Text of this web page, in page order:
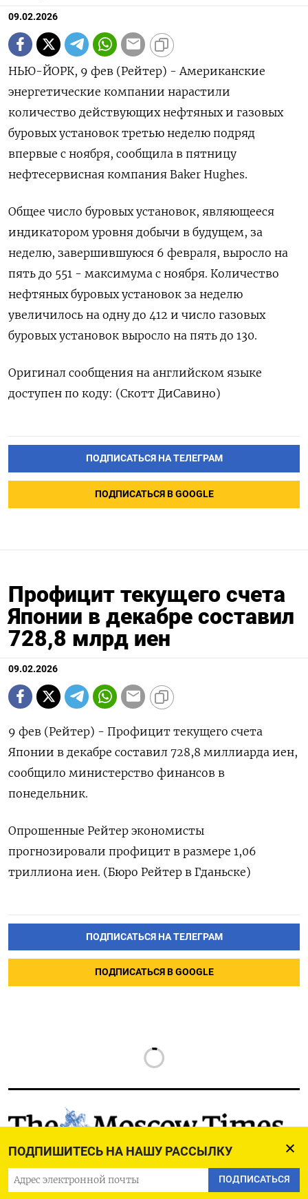
ПОДПИШИТЕСЬ НА НАШУ РАССЫЛКУ
ПОДПИСАТЬСЯ
09.02.2026
НЬЮ-ЙОРК, 9 фев (Рейтер) - Американские
энергетические компании ⁠нарастили
количество действующих нефтяных и газовых
буровых установок ⁠третью неделю ​подряд
впервые ⁠с ноября, сообщила в ⁠пятницу
нефтесервисная компания Baker Hughes.
Общее ‌число буровых ‍установок, являющееся
‌индикатором уровня добычи в ​будущем, за
неделю, завершившуюся 6 февраля, выросло ⁠на
пять ‍до 551 - максимума с ‌ноября. Количество
нефтяных буровых установок за неделю
увеличилось на одну до 412 и число ‍газовых
‍буровых установок выросло на пять ‍до 130.
Оригинал сообщения на английском языке
⁠доступен по коду: (Скотт ДиСавино)
ПОДПИСАТЬСЯ НА ТЕЛЕГРАМ
ПОДПИСАТЬСЯ В GOOGLE
Профицит текущего счета
Японии в декабре составил
728,8 млрд иен
09.02.2026
9 фев (Рейтер) - ⁠Профицит текущего счета
⁠Японии ​в декабре ⁠составил ⁠728,8 ‌миллиарда ‍иен,
‌сообщило ​министерство финансов в
понедельник.
Опрошенные ⁠Рейтер ‍экономисты
‌прогнозировали профицит в размере 1,‍06
‍триллиона иен. (‍Бюро Рейтер ⁠в Гданьске)
ПОДПИСАТЬСЯ НА ТЕЛЕГРАМ
ПОДПИСАТЬСЯ В GOOGLE
РУССКАЯ СЛУЖБА
ПОДПИШИТЕСЬ НА НАШУ РАССЫЛКУ